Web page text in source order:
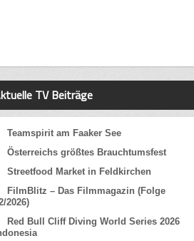
TV Beiträge
Teamspirit am Faaker See
Österreichs größtes Brauchtumsfest
Streetfood Market in Feldkirchen
FilmBlitz – Das Filmmagazin (Folge
2026)
Red Bull Cliff Diving World Series 2026